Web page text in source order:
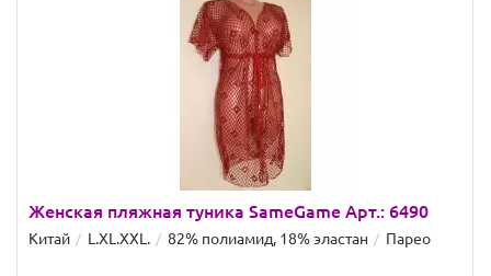
Женская пляжная туника SameGame Арт.: 6490
Китай L.XL.XXL. 82% полиамид, 18% эластан Парео